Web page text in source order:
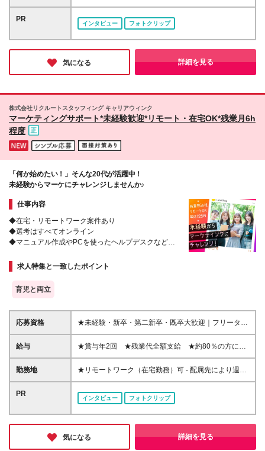
【埼玉県】月給193,000円～314,800円（別途賞与年2
（別途賞与年2回） 【京都府】月給184,100円～
297,300円（別途賞与年2回） 【愛知県】月給
回） 【北海道】月給176,300円～280,700円（別途賞
与年2回） (*)就業先＋当社評価により＋α手当を付与
23.5万円にUP！ 20代／入社5年目・月収20万円→月
収24万円にUP！ ☆研修期間中（3日間／所定労働時
都・神奈川県・埼玉県・千葉県】日給8582円 【愛知
県】日給7980円 【大阪府・兵庫県・京都府】日給
円 【福岡県】日給7399円 ※地域により支給金額は異
なります
～5日のリモートワークOK ★募集エリア｜北海道、
宮城、千葉、埼玉、東京、神奈川、愛知、京都、大
阪、兵庫、福岡で採用中 ★駅近くのオフィスで勤務
可能！お仕事帰りにグルメやショッピングも楽しめま
す 【勤務可能性のあるエリア】 東京都 ｜23区内が
メイン（恵比寿、渋谷、新宿、港区、品川、東京 な
北海道 ｜札幌市がメイン 愛知県 ｜名古屋周辺が
橋・中之島・京橋・OBPエリア など） 兵庫県 ｜
尼崎市・神戸市など 京都府 ｜京都市など 宮城県
メイン 【本社】 東京都千代田区有楽町1-13-1 第一生
PR
インタビュー フォトクリップ
気になる 詳細を見る
株式会社リクルートスタッフィング キャリアウィンク
マーケティングサポート*未経験歓迎*リモート・在宅OK*残業月6h
程度
「何か始めたい！」そんな20代が活躍中！
未経験からマーケにチャレンジしませんか♪
仕事内容
◆在宅・リモートワーク案件あり
◆選考はすべてオンライン
◆マニュアル作成やPCを使ったヘルプデスクなど
◆残業ほぼナシ
◆履歴書・職務経歴書不要
求人特集と一致したポイント
育児と両立
応募資格
★未経験・新卒・第二新卒・既卒大歓迎｜フリーター
の方もOK★ ☆学歴不問 「転職がはじめて」 「無理な
く仕事を続けたい」 「オフィスワークデビューした
すので、PC操作がニガテでも大丈夫です♪ ☆こんな方
に向いています☆ ＊サポート側で誰かの役に立ちた
心して働きたい ＊しっかり評価されながら働きたい
給与
★賞与年2回 ★残業代全額支給 ★約80％の方にパ
フォーマンス給(*)支給！ 【東京都】月給201,100円～
328,300円（別途賞与年2回） 【神奈川県】月給
【埼玉県】月給193,000円～314,800円（別途賞与年2
（別途賞与年2回） 【京都府】月給184,100円～
297,300円（別途賞与年2回） 【愛知県】月給
勤務地
★リモートワーク（在宅勤務）可 - 配属先により週1
～5日のリモートワークOK ★募集エリア｜北海道、
宮城、千葉、埼玉、東京、神奈川、愛知、京都、大
阪、兵庫、福岡で採用中 ★駅近くのオフィスで勤務
可能！お仕事帰りにグルメやショッピングも楽しめま
す 【勤務可能性のあるエリア】 東京都 ｜23区内が
メイン（恵比寿、渋谷、新宿、港区、品川、東京 な
PR
インタビュー フォトクリップ
気になる 詳細を見る